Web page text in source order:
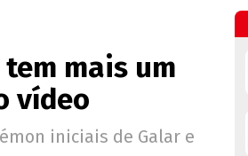
mais um
vídeo
iniciais de Galar e